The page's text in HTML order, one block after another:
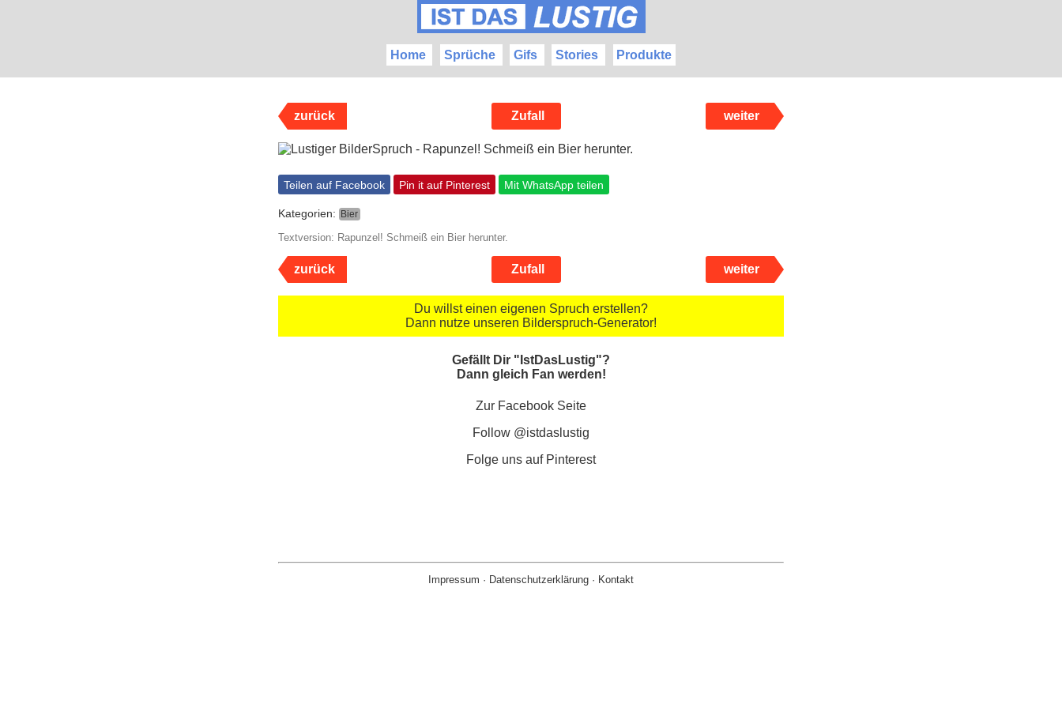
Home Sprüche Gifs Stories Produkte
zurück Zufall weiter
Teilen auf Facebook Pin it auf Pinterest Mit WhatsApp teilen
Kategorien: Bier
Textversion: Rapunzel! Schmeiß ein Bier herunter.
zurück Zufall weiter
Du willst einen eigenen Spruch erstellen?
Dann nutze unseren Bilderspruch-Generator!
Gefällt Dir "IstDasLustig"?
Dann gleich Fan werden!
Zur Facebook Seite
Follow @istdaslustig
Folge uns auf Pinterest
Impressum · Datenschutzerklärung · Kontakt